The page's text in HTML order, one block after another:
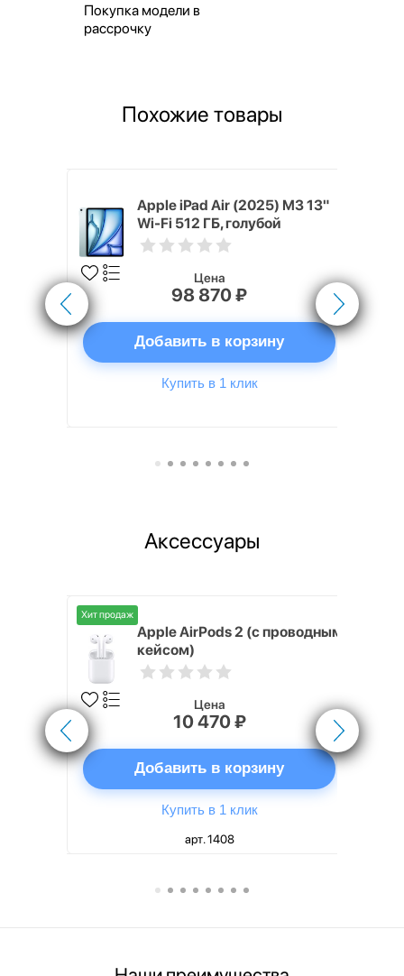
Покупка модели в
рассрочку
Похожие товары
Apple iPad Air (2025) M3 13"
Wi-Fi 512 ГБ, голубой
Цена
98 870 ₽
Добавить в корзину
Купить в 1 клик
Аксессуары
Хит продаж
Apple AirPods 2 (с проводным
кейсом)
Цена
10 470 ₽
Добавить в корзину
Купить в 1 клик
арт. 1408